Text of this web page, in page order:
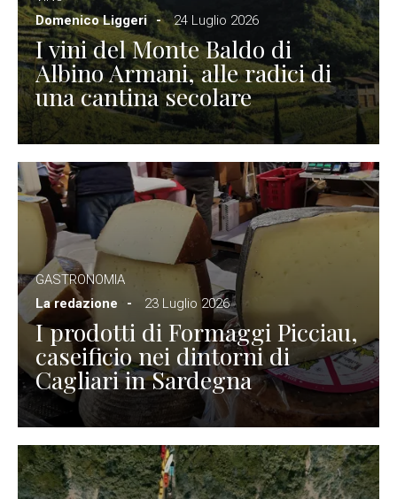
Domenico Liggeri
24 Luglio 2026
I vini del Monte Baldo di
Albino Armani, alle radici di
una cantina secolare
GASTRONOMIA
La redazione
23 Luglio 2026
I prodotti di Formaggi Picciau,
caseificio nei dintorni di
Cagliari in Sardegna